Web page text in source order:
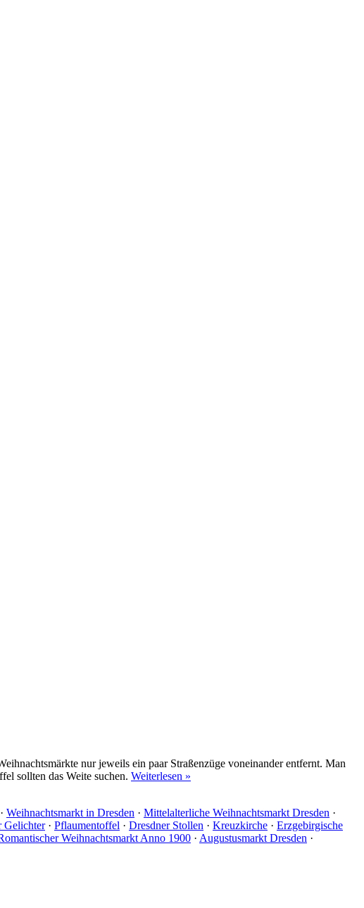
nur jeweils ein paar Straßenzüge voneinander entfernt. Man
sollten das Weite suchen. Weiterlesen »
· Weihnachtsmarkt in Dresden · Mittelalterliche Weihnachtsmarkt Dresden ·
Gelichter· Pflaumentoffel · Dresdner Stollen · Kreuzkirche · Erzgebirgische
Weihnachtsmarkt Anno 1900 · Augustusmarkt Dresden ·